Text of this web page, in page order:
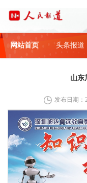
网站首页 头条报道
山东
发布日期：